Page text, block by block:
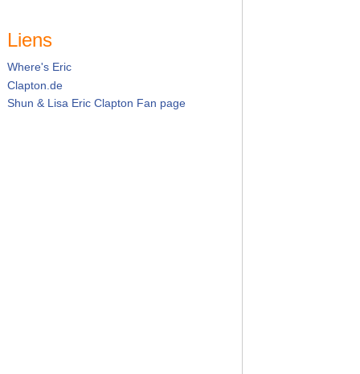
Liens
Where's Eric
Clapton.de
Shun & Lisa Eric Clapton Fan page